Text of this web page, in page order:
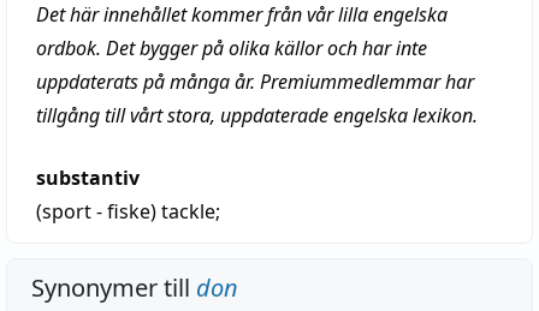
Det här innehållet kommer från vår lilla engelska
ordbok. Det bygger på olika källor och har inte
uppdaterats på många år. Premiummedlemmar har
tillgång till vårt stora, uppdaterade engelska lexikon.
substantiv
(sport - fiske)tackle;
Synonymer till don